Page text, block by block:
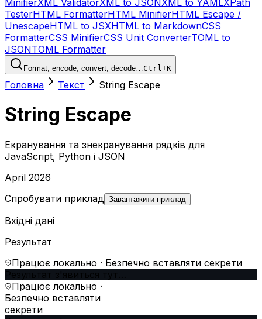
MinifierXML ValidatorXML to JSONXML to YAMLXPath
TesterHTML FormatterHTML MinifierHTML Escape /
UnescapeHTML to JSXHTML to MarkdownCSS
FormatterCSS MinifierCSS Unit ConverterTOML to
JSONTOML Formatter
Format, encode, convert, decode…Ctrl+K
Головна Текст String Escape
String Escape
Екранування та знекранування рядків для
JavaScript, Python і JSON
April 2026
Спробувати приклад Завантажити приклад
Вхідні дані
Результат
Працює локально · Безпечно вставляти секрети
Працює локально ·
Безпечно вставляти
секрети